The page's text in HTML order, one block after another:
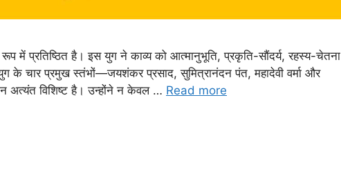
रूप में प्रतिष्ठित है। इस युग ने काव्य को आत्मानुभूति, प्रकृति-सौंदर्य, रहस्य-चेतना
के चार प्रमुख स्तंभों—जयशंकर प्रसाद, सुमित्रानंदन पंत, महादेवी वर्मा और
अत्यंत विशिष्ट है। उन्होंने न केवल … Read more